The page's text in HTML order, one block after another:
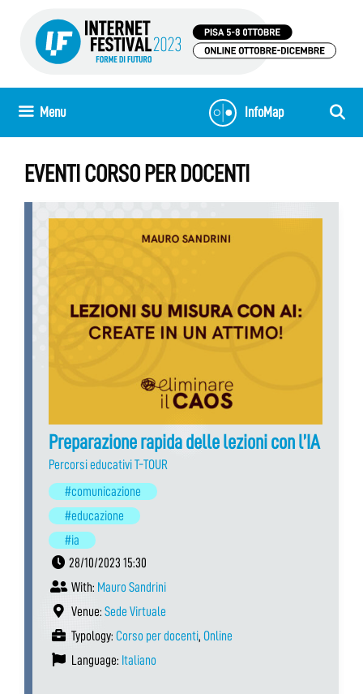
InfoMap
Menu
EVENTI CORSO PER DOCENTI
Preparazione rapida delle lezioni con l’IA
Percorsi educativi T-TOUR
#comunicazione
#educazione
#ia
28/10/2023 15:30
With: Mauro Sandrini
Venue: Sede Virtuale
Typology: Corso per docenti, Online
Language: Italiano